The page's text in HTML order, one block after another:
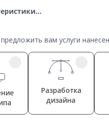
вам услуги
Разработка
дизайна